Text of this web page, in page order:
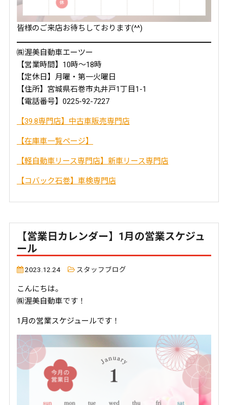
皆様のご来店お待ちしております(^^)
㈱渥美自動車エーツー
【営業時間】10時～18時
【定休日】月曜・第一火曜日
【住所】宮城県石巻市丸井戸1丁目1-1
【電話番号】0225-92-7227
【39.8専門店】中古車販売専門店
【在庫車一覧ページ】
【軽自動車リース専門店】新車リース専門店
【コバック石巻】車検専門店
【営業日カレンダー】1月の営業スケジュ
ール
2023.12.24 スタッフブログ
こんにちは。
㈱渥美自動車です！
1月の営業スケジュールです！